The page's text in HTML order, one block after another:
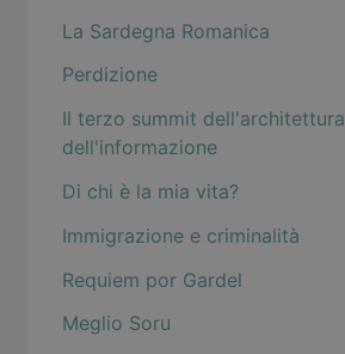
La Sardegna Romanica
Perdizione
Il terzo summit dell'architettura
dell'informazione
Di chi è la mia vita?
Immigrazione e criminalità
Requiem por Gardel
Meglio Soru